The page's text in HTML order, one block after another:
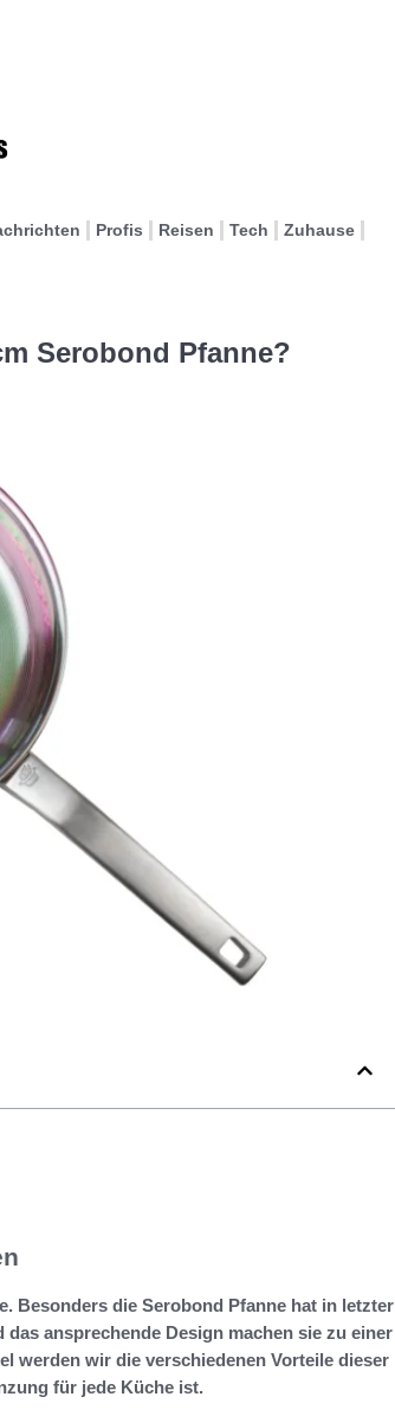
Profis Reisen Tech Zuhause
Serobond Pfanne?
Besonders die Serobond Pfanne hat in letzter
ansprechende Design machen sie zu einer
werden wir die verschiedenen Vorteile dieser
für jede Küche ist.